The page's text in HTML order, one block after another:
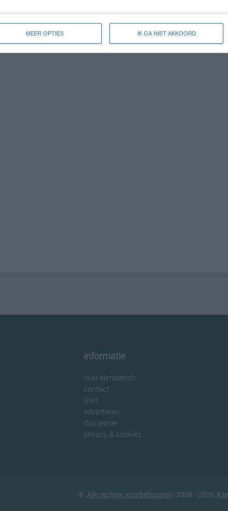
MEER OPTIES IK GA NIET AKKOORD
bekijk de uitgebreide weersverwachting voor Wallace
informatie
over klimaatinfo
contact
links
adverteren
disclaimer
privacy & cookies
© Alle rechten voorbehouden | 2008 - 2026